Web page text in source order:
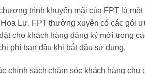
trình khuyến mãi của FPT là
Lư. FPT thường xuyên có các gói
cho khách hàng đăng ký mới trong
phí ban đầu khi bắt đầu sử dụng.
chính sách chăm sóc khách hàng